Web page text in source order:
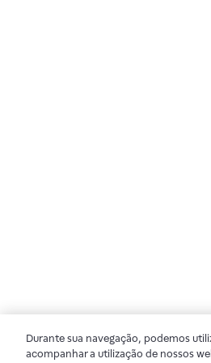
Durante sua navegação, podemos
acompanhar a utilização de nossos